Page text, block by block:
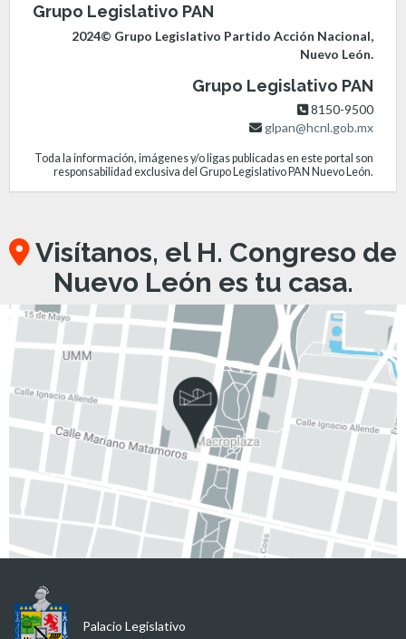
Grupo Legislativo PAN
2024© Grupo Legislativo Partido Acción Nacional,
Nuevo León.
Grupo Legislativo PAN
8150-9500
glpan@hcnl.gob.mx
Toda la información, imágenes y/o ligas publicadas en este portal son
responsabilidad exclusiva del Grupo Legislativo PAN Nuevo León.
Visítanos, el H. Congreso de
Nuevo León es tu casa.
Palacio Legislativo